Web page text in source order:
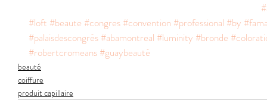
#loft #beaute #congres #convention #professional #by
#palaisdescongrès #abamontreal #luminity #bronde
#robertcromeans #guaybeauté
beauté
coiffure
produit capillaire